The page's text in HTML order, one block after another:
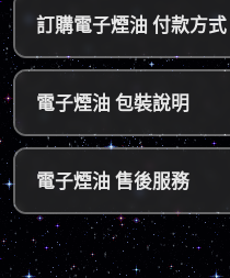
台灣本島：
a. 黑貓宅配
～5個工作天
b. 7-11便利
2～5個工作
延。遇異常
*提示1：線
對證件，取
人，收件人
取貨。
訂購電子煙油 付款方式
貨到付款：
使用貨到付
款項以新台
款。
超商付款：
訂單送達門
超商告知門
後三碼，並
電子煙油 包裝說明
隱密包裝：
由於台灣法
物，謝謝理解
電子煙油 售後服務
退換貨原則 包裹拆封請